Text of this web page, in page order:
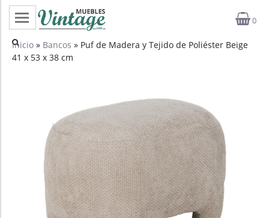
0
Categorías
Novedades
Proyectos
Profesionales
Inicio » Bancos » Puf de Madera y Tejido de Poliéster Beige
41 x 53 x 38 cm